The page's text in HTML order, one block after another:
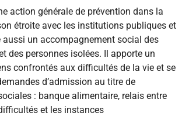
action générale de prévention dans la
étroite avec les institutions publiques et
aussi un accompagnement social des
des personnes isolées. Il apporte un
confrontés aux difficultés de la vie et se
d’admission au titre de
: banque alimentaire, relais entre
et les instances